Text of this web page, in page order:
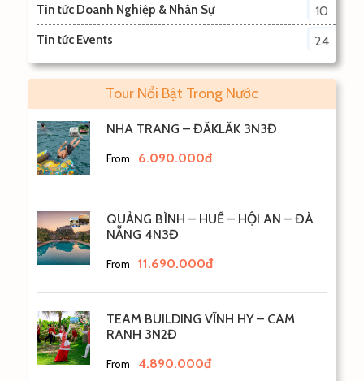
Tin tức Doanh Nghiệp & Nhân Sự 10
Tin tức Events 24
Tour Nổi Bật Trong Nước
NHA TRANG – ĐẮKLẮK 3N3Đ
From 6.090.000đ
QUẢNG BÌNH – HUẾ – HỘI AN – ĐÀ
NẴNG 4N3Đ
From 11.690.000đ
TEAM BUILDING VĨNH HY – CAM
RANH 3N2Đ
From 4.890.000đ